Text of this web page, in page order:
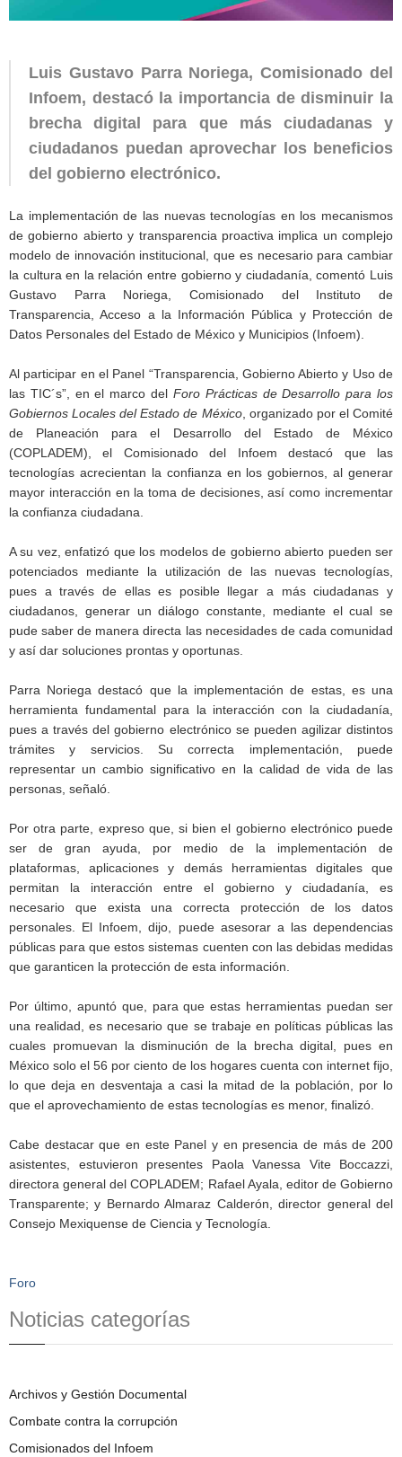
Luis Gustavo Parra Noriega, Comisionado del
Infoem, destacó la importancia de disminuir la
brecha digital para que más ciudadanas y
ciudadanos puedan aprovechar los beneficios
del gobierno electrónico.
La implementación de las nuevas tecnologías en los mecanismos
de gobierno abierto y transparencia proactiva implica un complejo
modelo de innovación institucional, que es necesario para cambiar
la cultura en la relación entre gobierno y ciudadanía, comentó Luis
Gustavo Parra Noriega, Comisionado del Instituto de
Transparencia, Acceso a la Información Pública y Protección de
Datos Personales del Estado de México y Municipios (Infoem).
Al participar en el Panel “Transparencia, Gobierno Abierto y Uso de
las TIC´s”, en el marco del Foro Prácticas de Desarrollo para los
Gobiernos Locales del Estado de México, organizado por el Comité
de Planeación para el Desarrollo del Estado de México
(COPLADEM), el Comisionado del Infoem destacó que las
tecnologías acrecientan la confianza en los gobiernos, al generar
mayor interacción en la toma de decisiones, así como incrementar
la confianza ciudadana.
A su vez, enfatizó que los modelos de gobierno abierto pueden ser
potenciados mediante la utilización de las nuevas tecnologías,
pues a través de ellas es posible llegar a más ciudadanas y
ciudadanos, generar un diálogo constante, mediante el cual se
pude saber de manera directa las necesidades de cada comunidad
y así dar soluciones prontas y oportunas.
Parra Noriega destacó que la implementación de estas, es una
herramienta fundamental para la interacción con la ciudadanía,
pues a través del gobierno electrónico se pueden agilizar distintos
trámites y servicios. Su correcta implementación, puede
representar un cambio significativo en la calidad de vida de las
personas, señaló.
Por otra parte, expreso que, si bien el gobierno electrónico puede
ser de gran ayuda, por medio de la implementación de
plataformas, aplicaciones y demás herramientas digitales que
permitan la interacción entre el gobierno y ciudadanía, es
necesario que exista una correcta protección de los datos
personales. El Infoem, dijo, puede asesorar a las dependencias
públicas para que estos sistemas cuenten con las debidas medidas
que garanticen la protección de esta información.
Por último, apuntó que, para que estas herramientas puedan ser
una realidad, es necesario que se trabaje en políticas públicas las
cuales promuevan la disminución de la brecha digital, pues en
México solo el 56 por ciento de los hogares cuenta con internet fijo,
lo que deja en desventaja a casi la mitad de la población, por lo
que el aprovechamiento de estas tecnologías es menor, finalizó.
Cabe destacar que en este Panel y en presencia de más de 200
asistentes, estuvieron presentes Paola Vanessa Vite Boccazzi,
directora general del COPLADEM; Rafael Ayala, editor de Gobierno
Transparente; y Bernardo Almaraz Calderón, director general del
Consejo Mexiquense de Ciencia y Tecnología.
Foro
Noticias categorías
Archivos y Gestión Documental
Combate contra la corrupción
Comisionados del Infoem